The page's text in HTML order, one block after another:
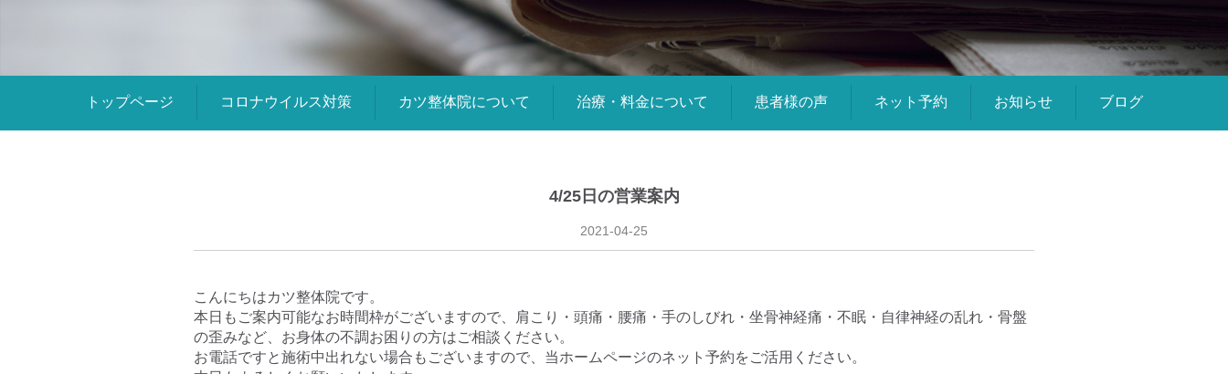
トップページ コロナウイルス対策 カツ整体院について 治療・料金について 患者様の声 ネット予約 お知らせ ブログ
4/25日の営業案内
2021-04-25
こんにちはカツ整体院です。
本日もご案内可能なお時間枠がございますので、肩こり・頭痛・腰痛・手のしびれ・坐骨神経痛・不眠・自律神経の乱れ・骨盤
の歪みなど、お身体の不調お困りの方はご相談ください。
お電話ですと施術中出れない場合もございますので、当ホームページのネット予約をご活用ください。